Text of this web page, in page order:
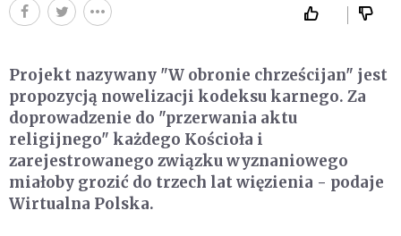
Projekt nazywany "W obronie chrześcijan" jest
propozycją nowelizacji kodeksu karnego. Za
doprowadzenie do "przerwania aktu
religijnego" każdego Kościoła i
zarejestrowanego związku wyznaniowego
miałoby grozić do trzech lat więzienia - podaje
Wirtualna Polska.